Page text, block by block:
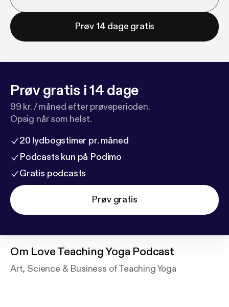
Prøv 14 dage gratis
Prøv gratis i 14 dage
99 kr. / måned efter prøveperioden.
Opsig når som helst.
20 lydbogstimer pr. måned
Podcasts kun på Podimo
Gratis podcasts
Prøv gratis
Om Love Teaching Yoga Podcast
Art, Science & Business of Teaching Yoga